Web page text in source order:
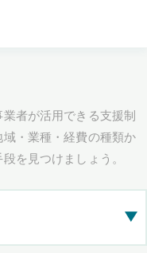
者が活用できる支援制
・業種・経費の種類か
を見つけましょう。
▶